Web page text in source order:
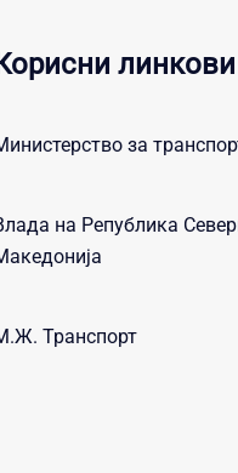
Корисни линкови
за
на Република
Транспорт